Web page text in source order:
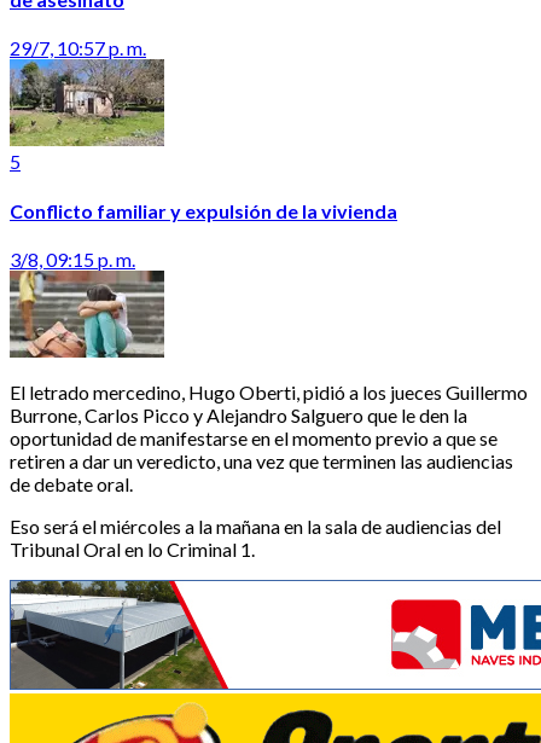
29/7, 10:57 p. m.
5
Conflicto familiar y expulsión de la vivienda
3/8, 09:15 p. m.
El letrado mercedino, Hugo Oberti, pidió a los jueces Guillermo
Burrone, Carlos Picco y Alejandro Salguero que le den la
oportunidad de manifestarse en el momento previo a que se
retiren a dar un veredicto, una vez que terminen las audiencias
de debate oral.
Eso será el miércoles a la mañana en la sala de audiencias del
Tribunal Oral en lo Criminal 1.